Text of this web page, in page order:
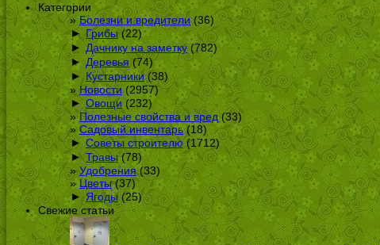
Категории
Болезни и вредители(36)
► Грибы(22)
► Дачнику на заметку(782)
► Деревья(74)
► Кустарники(38)
Новости(2957)
► Овощи (232)
Полезные свойства и вред(33)
Садовый инвентарь(18)
► Советы строителю(1712)
► Травы(78)
Удобрения(33)
Цветы(37)
► Ягоды(25)
Свежие статьи